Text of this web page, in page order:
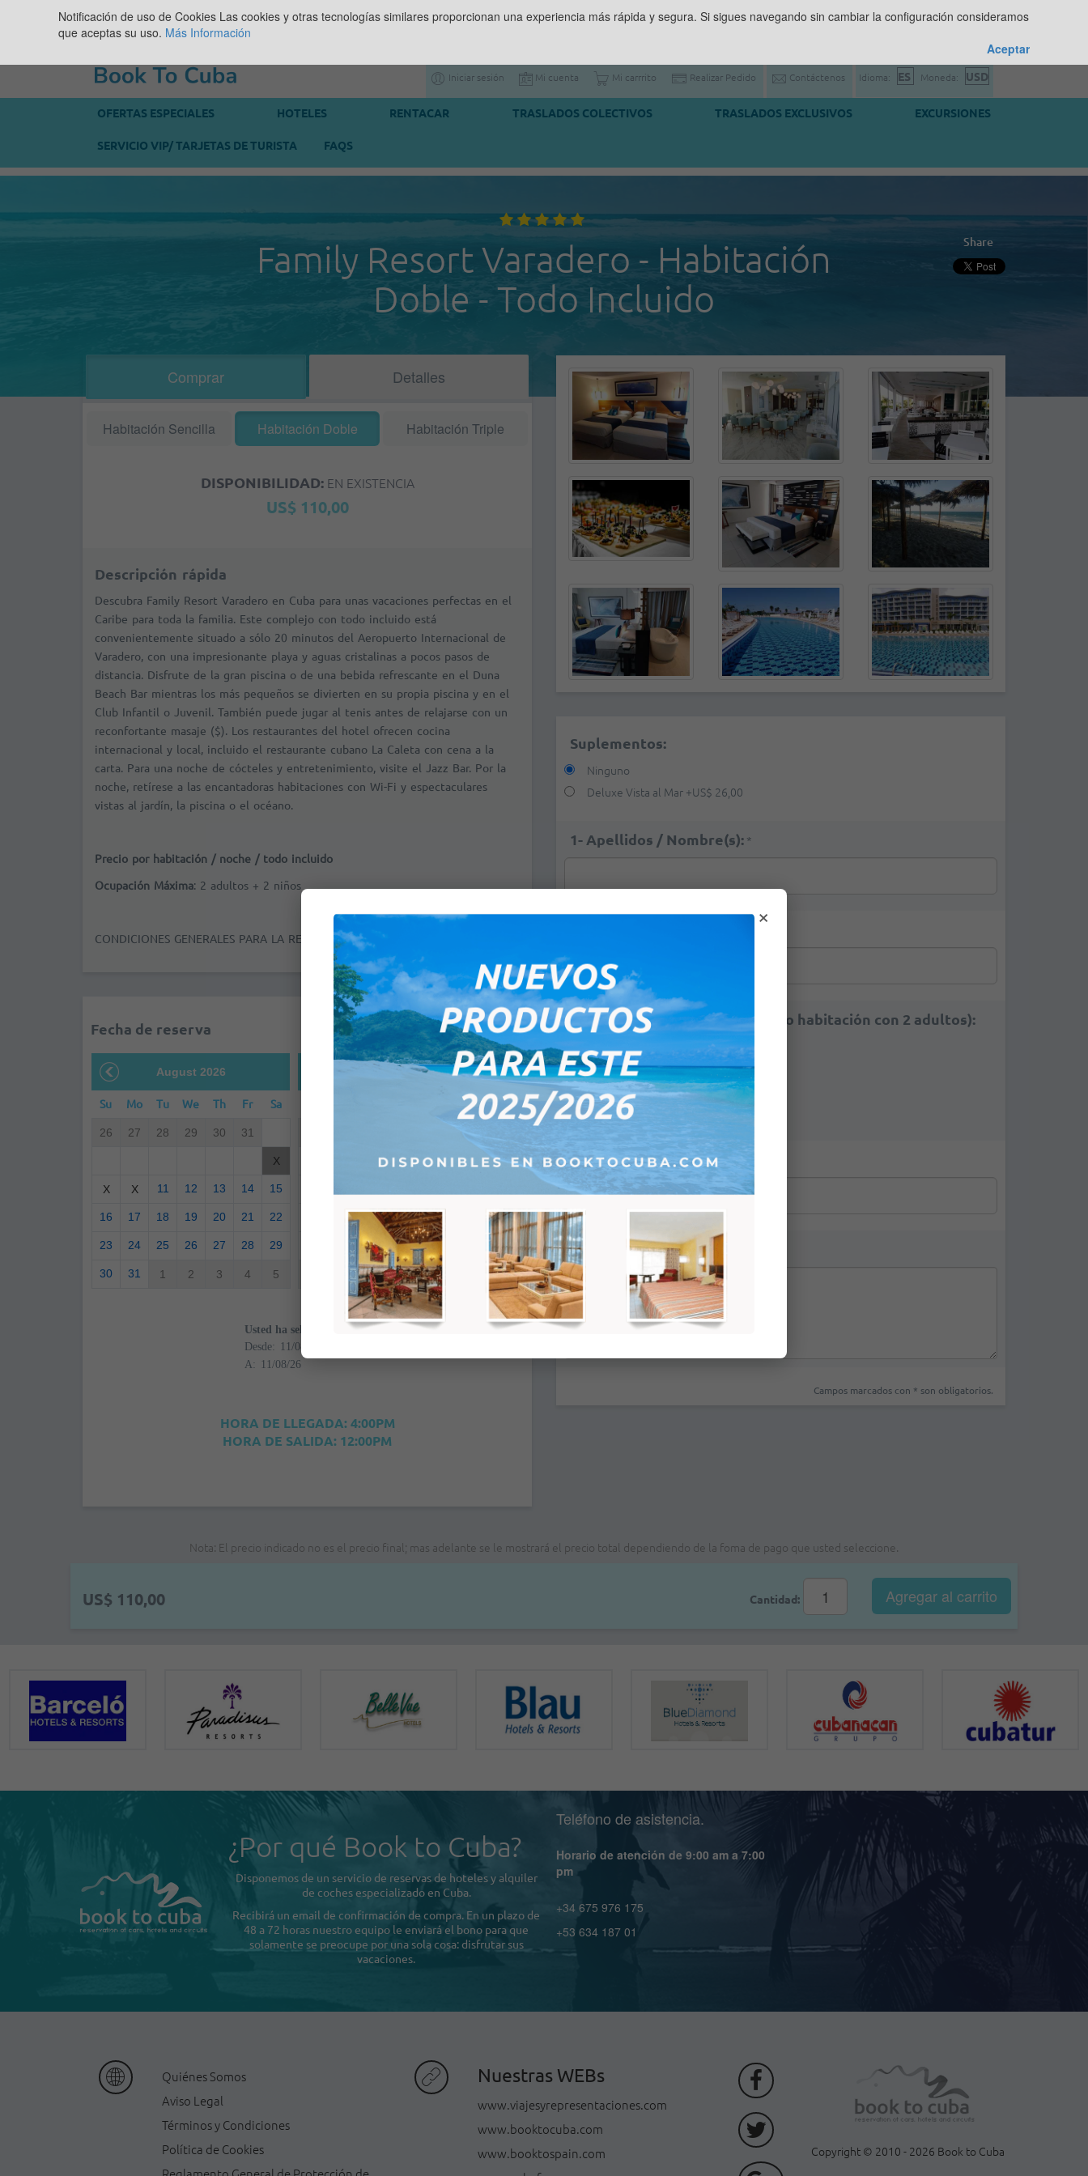
Iniciar sesión Mi cuenta Mi carrrito Realizar Pedido Contáctenos Idioma: Moneda:
OFERTAS ESPECIALES HOTELES RENTACAR TRASLADOS COLECTIVOS TRASLADOS EXCLUSIVOS EXCURSIONES
SERVICIO VIP/ TARJETAS DE TURISTA FAQS
Family Resort Varadero - Habitación
Doble - Todo Incluido
Share
Comprar Detalles
Habitación Sencilla Habitación Doble Habitación Triple
DISPONIBILIDAD: EN EXISTENCIA
US$ 110,00
Descripción rápida
Descubra Family Resort Varadero en Cuba para unas vacaciones perfectas en el
Caribe para toda la familia. Este complejo con todo incluido está
convenientemente situado a sólo 20 minutos del Aeropuerto Internacional de
Varadero, con una impresionante playa y aguas cristalinas a pocos pasos de
distancia. Disfrute de la gran piscina o de una bebida refrescante en el Duna
Beach Bar mientras los más pequeños se divierten en su propia piscina y en el
Club Infantil o Juvenil. También puede jugar al tenis antes de relajarse con un
reconfortante masaje ($). Los restaurantes del hotel ofrecen cocina
internacional y local, incluido el restaurante cubano La Caleta con cena a la
carta. Para una noche de cócteles y entretenimiento, visite el Jazz Bar. Por la
noche, retírese a las encantadoras habitaciones con Wi-Fi y espectaculares
vistas al jardín, la piscina o el océano.
Precio por habitación / noche / todo incluido
Ocupación Máxima: 2 adultos + 2 niños
CONDICIONES GENERALES PARA LA RESERVA DE HOTELES
Fecha de reserva
August 2026
Su Mo Tu We Th Fr Sa
26 27 28 29 30 31
X
X X 11 12 13 14 15
16 17 18 19 20 21 22
23 24 25 26 27 28 29
30 31 1 2 3 4 5
September 2026
Sa
4
9 10 11 12
22 23 24 26
29 30 1
6 7 8 10
Usted ha seleccionado
Desde:
A:
HORA DE LLEGADA: 4:00PM
HORA DE SALIDA: 12:00PM
Suplementos:
Ninguno
Deluxe Vista al Mar +US$ 26,00
1- Apellidos / Nombre(s): *
Política de Niños (compartiendo habitación con 2 adultos):
Ninguno
Infantes de 0 a 1,99 años: Gratis
1 niño de 2 a 12,99 años:+US$27.50
2 niños de 2 a 12,99 años:+US$27.50
e-mail:*
Observaciones:
Campos marcados con * son obligatorios.
Nota: El precio indicado no es el precio final; mas adelante se le mostrará el precio total dependiendo de la foma de pago que usted seleccione.
US$ 110,00 Cantidad: Agregar al carrito
¿Por qué Book to Cuba?
Disponemos de un servicio de reservas de hoteles y alquiler
de coches especializado en Cuba.
Recibirá un email de confirmación de compra. En un plazo de
48 a 72 horas nuestro equipo le enviará el bono para que
solamente se preocupe por una sola cosa: disfrutar sus
vacaciones.
Teléfono de asistencia.
Horario de atención de 9:00 am a 7:00
pm
+34 675 976 175
+53 634 187 01
Quiénes Somos
Aviso Legal
Términos y Condiciones
Política de Cookies
Nuestras WEBs
www.viajesyrepresentaciones.com
www.booktocuba.com
www.booktospain.com
Copyright © 2010 - 2026 Book to Cuba
×
Notificación de uso de Cookies Las cookies y otras tecnologías similares proporcionan una experiencia más rápida y segura. Si sigues navegando sin cambiar la configuración consideramos
que aceptas su uso. Más Información
Aceptar